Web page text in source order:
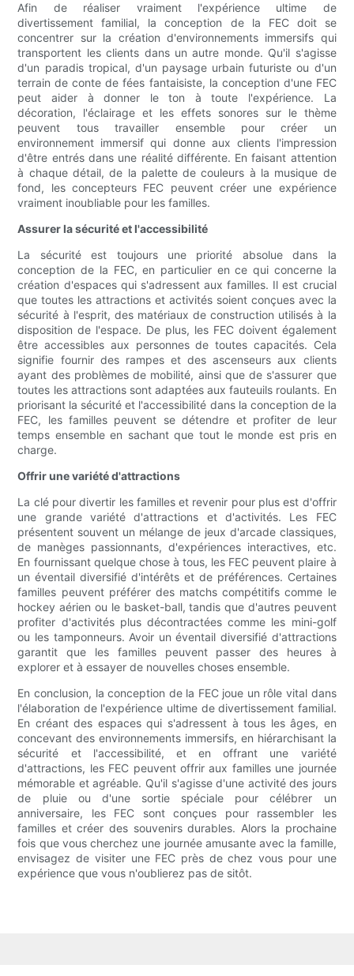
Afin de réaliser vraiment l'expérience ultime de
divertissement familial, la conception de la FEC doit se
concentrer sur la création d'environnements immersifs qui
transportent les clients dans un autre monde. Qu'il s'agisse
d'un paradis tropical, d'un paysage urbain futuriste ou d'un
terrain de conte de fées fantaisiste, la conception d'une FEC
peut aider à donner le ton à toute l'expérience. La
décoration, l'éclairage et les effets sonores sur le thème
peuvent tous travailler ensemble pour créer un
environnement immersif qui donne aux clients l'impression
d'être entrés dans une réalité différente. En faisant attention
à chaque détail, de la palette de couleurs à la musique de
fond, les concepteurs FEC peuvent créer une expérience
vraiment inoubliable pour les familles.
Assurer la sécurité et l'accessibilité
La sécurité est toujours une priorité absolue dans la
conception de la FEC, en particulier en ce qui concerne la
création d'espaces qui s'adressent aux familles. Il est crucial
que toutes les attractions et activités soient conçues avec la
sécurité à l'esprit, des matériaux de construction utilisés à la
disposition de l'espace. De plus, les FEC doivent également
être accessibles aux personnes de toutes capacités. Cela
signifie fournir des rampes et des ascenseurs aux clients
ayant des problèmes de mobilité, ainsi que de s'assurer que
toutes les attractions sont adaptées aux fauteuils roulants. En
priorisant la sécurité et l'accessibilité dans la conception de la
FEC, les familles peuvent se détendre et profiter de leur
temps ensemble en sachant que tout le monde est pris en
charge.
Offrir une variété d'attractions
La clé pour divertir les familles et revenir pour plus est d'offrir
une grande variété d'attractions et d'activités. Les FEC
présentent souvent un mélange de jeux d'arcade classiques,
de manèges passionnants, d'expériences interactives, etc.
En fournissant quelque chose à tous, les FEC peuvent plaire à
un éventail diversifié d'intérêts et de préférences. Certaines
familles peuvent préférer des matchs compétitifs comme le
hockey aérien ou le basket-ball, tandis que d'autres peuvent
profiter d'activités plus décontractées comme les mini-golf
ou les tamponneurs. Avoir un éventail diversifié d'attractions
garantit que les familles peuvent passer des heures à
explorer et à essayer de nouvelles choses ensemble.
En conclusion, la conception de la FEC joue un rôle vital dans
l'élaboration de l'expérience ultime de divertissement familial.
En créant des espaces qui s'adressent à tous les âges, en
concevant des environnements immersifs, en hiérarchisant la
sécurité et l'accessibilité, et en offrant une variété
d'attractions, les FEC peuvent offrir aux familles une journée
mémorable et agréable. Qu'il s'agisse d'une activité des jours
de pluie ou d'une sortie spéciale pour célébrer un
anniversaire, les FEC sont conçues pour rassembler les
familles et créer des souvenirs durables. Alors la prochaine
fois que vous cherchez une journée amusante avec la famille,
envisagez de visiter une FEC près de chez vous pour une
expérience que vous n'oublierez pas de sitôt.